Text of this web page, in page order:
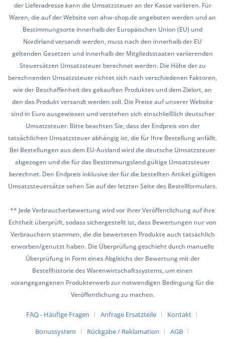
der Lieferadresse kann die Umsatzsteuer an der Kasse variieren. Für
Waren, die auf der Website von ahw-shop.de angeboten werden und an
Bestimmungsorte innerhalb der Europäischen Union (EU) und
Nordirland versandt werden, muss nach den innerhalb der EU
geltenden Gesetzen und innerhalb der Mitgliedsstaaten variierenden
Steuersätzen Umsatzsteuer berechnet werden. Die Höhe der zu
berechnenden Umsatzsteuer richtet sich nach verschiedenen Faktoren,
wie der Beschaffenheit des gekauften Produktes und dem Zielort, an
den das Produkt versandt werden soll. Die Preise auf unserer Website
sind in Euro ausgewiesen und verstehen sich einschließlich deutscher
Umsatzsteuer. Bitte beachten Sie, dass der Endpreis von der
tatsächlichen Umsatzsteuer abhängig ist, die für Ihre Bestellung anfällt.
Bei Bestellungen aus dem EU-Ausland wird die deutsche Umsatzsteuer
abgezogen und die für das Bestimmungsland gültige Umsatzsteuer
berechnet. Den Endpreis inklusive der für die bestellten Artikel gültigen
Umsatzsteuersätze sehen Sie auf der letzten Seite des Bestellformulars.
** Jede Verbraucherbewertung wird vor ihrer Veröffentlichung auf ihre
Echtheit überprüft, sodass sichergestellt ist, dass Bewertungen nur von
Verbrauchern stammen, die die bewerteten Produkte auch tatsächlich
erworben/genutzt haben. Die Überprüfung geschieht durch manuelle
Überprüfung in Form eines Abgleichs der Bewertung mit der
Bestellhistorie des Warenwirtschaftssystems, um einen
vorangegangenen Produkterwerb zur notwendigen Bedingung für die
Veröffentlichung zu machen.
FAQ - Häufige Fragen Anfrage Ersatzteile
Kontakt
Bonussystem
Rückgabe / Reklamation AGB